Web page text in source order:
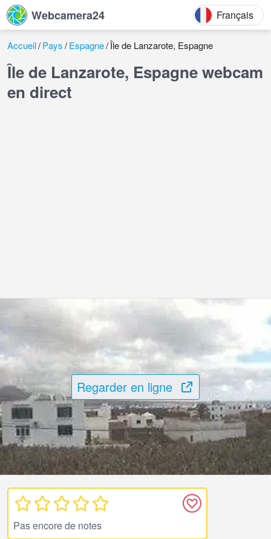
Webcamera24 Français
Accueil Pays Espagne Île de Lanzarote, Espagne
Île de Lanzarote, Espagne webcam
en direct
Regarder en ligne
Pas encore de notes